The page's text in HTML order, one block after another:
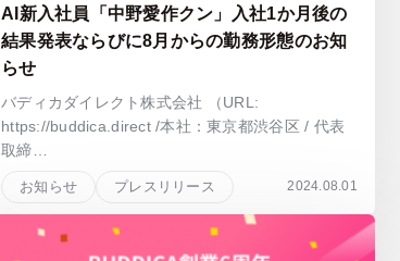
AI新入社員「中野愛作クン」入社1か月後の
結果発表ならびに8月からの勤務形態のお知
らせ
バディカダイレクト株式会社 （URL:
https://buddica.direct /本社：東京都渋谷区 / 代表
取締…
お知らせ プレスリリース 2024.08.01